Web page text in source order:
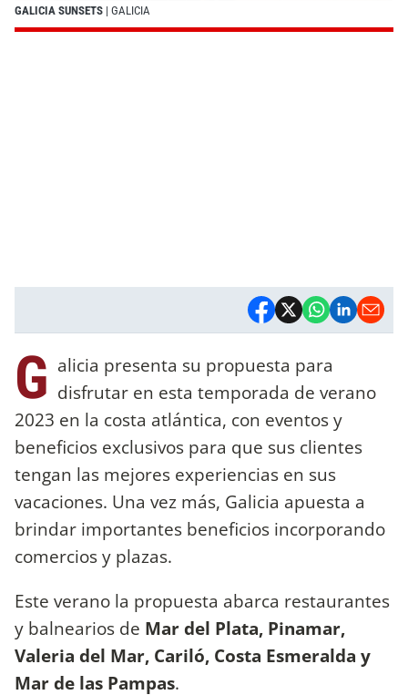
GALICIA SUNSETS | GALICIA
G alicia presenta su propuesta para
disfrutar en esta temporada de verano
2023 en la costa atlántica, con eventos y
beneficios exclusivos para que sus clientes
tengan las mejores experiencias en sus
vacaciones. Una vez más, Galicia apuesta a
brindar importantes beneficios incorporando
comercios y plazas.
Este verano la propuesta abarca restaurantes
y balnearios de Mar del Plata, Pinamar,
Valeria del Mar, Cariló, Costa Esmeralda y
Mar de las Pampas.